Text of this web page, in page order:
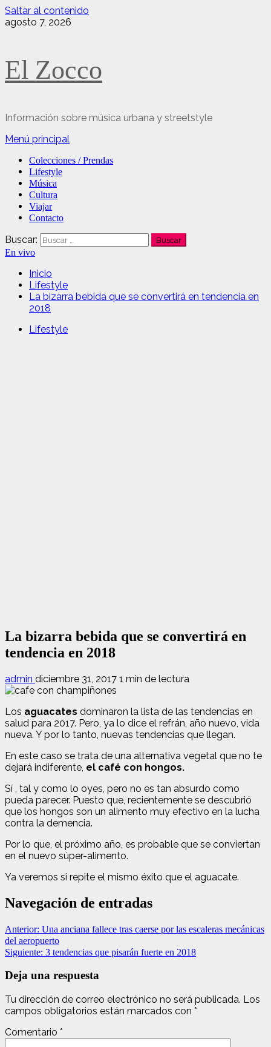
Saltar al contenido
agosto 7, 2026
El Zocco
Información sobre música urbana y streetstyle
Menú principal
Colecciones / Prendas
Lifestyle
Música
Cultura
Viajar
Contacto
Buscar:
En vivo
Inicio
Lifestyle
La bizarra bebida que se convertirá en tendencia en
2018
Lifestyle
La bizarra bebida que se convertirá en
tendencia en 2018
admin diciembre 31, 2017 1 min de lectura
Los aguacates dominaron la lista de las tendencias en
salud para 2017. Pero, ya lo dice el refrán, año nuevo, vida
nueva. Y por lo tanto, nuevas tendencias que llegan.
En este caso se trata de una alternativa vegetal que no te
dejará indiferente, el café con hongos.
Sí , tal y como lo oyes, pero no es tan absurdo como
pueda parecer. Puesto que, recientemente se descubrió
que los hongos son un alimento muy efectivo en la lucha
contra la demencia.
Por lo que, el próximo año, es probable que se conviertan
en el nuevo súper-alimento.
Ya veremos si repite el mismo éxito que el aguacate.
Navegación de entradas
Anterior: Una anciana fallece tras caerse por las escaleras mecánicas
del aeropuerto
Siguiente: 3 tendencias que pisarán fuerte en 2018
Deja una respuesta
Tu dirección de correo electrónico no será publicada. Los
campos obligatorios están marcados con *
Comentario *